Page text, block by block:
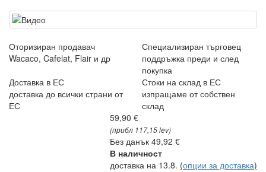
Оторизиран продавач
Wacaco, Cafelat, Flair и др
Специализиран търговец
поддръжка преди и след
покупка
Доставка в ЕС
доставка до всички страни от
ЕС
Стоки на склад в ЕС
изпращаме от собствен
склад
59,90 €
(прибл 117,15 lev)
Без данък 49,92 €
В наличност
доставка на 13.8. (опции за доставка)